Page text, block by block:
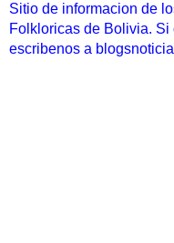
Sitio de informacion de
Folkloricas de Bolivia.
escribenos a